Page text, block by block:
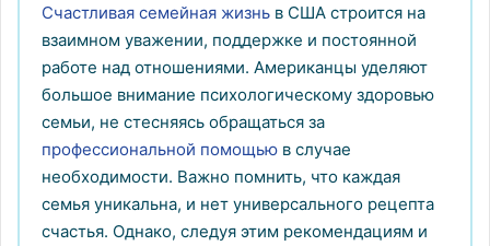
Счастливая семейная жизнь в США строится на
взаимном уважении, поддержке и постоянной
работе над отношениями. Американцы уделяют
большое внимание психологическому здоровью
семьи, не стесняясь обращаться за
профессиональной помощью в случае
необходимости. Важно помнить, что каждая
семья уникальна, и нет универсального рецепта
счастья. Однако, следуя этим рекомендациям и